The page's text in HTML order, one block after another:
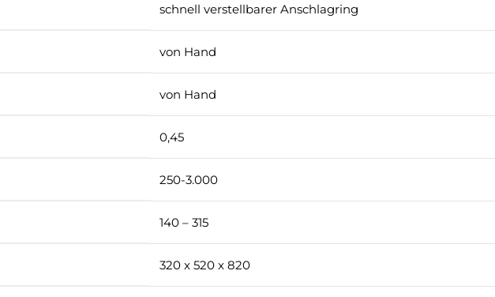
schnell verstellbarer Anschlagring
von Hand
von Hand
0,45
250-3.000
140 – 315
320 x 520 x 820